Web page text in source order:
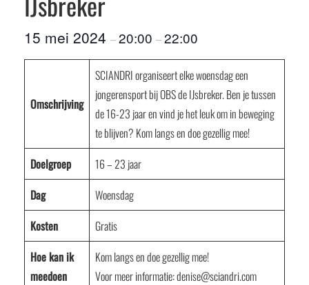
15 mei 2024 –20:00 –22:00
Omschrijving
SCIANDRI organiseert elke woensdag een
jongerensport bij OBS de IJsbreker. Ben je tussen
de 16-23 jaar en vind je het leuk om in beweging
te blijven? Kom langs en doe gezellig mee!
Doelgroep
16 – 23 jaar
Dag
Woensdag
Kosten
Gratis
Hoe kan ik
meedoen
Kom langs en doe gezellig mee!
Voor meer informatie: denise@sciandri.com